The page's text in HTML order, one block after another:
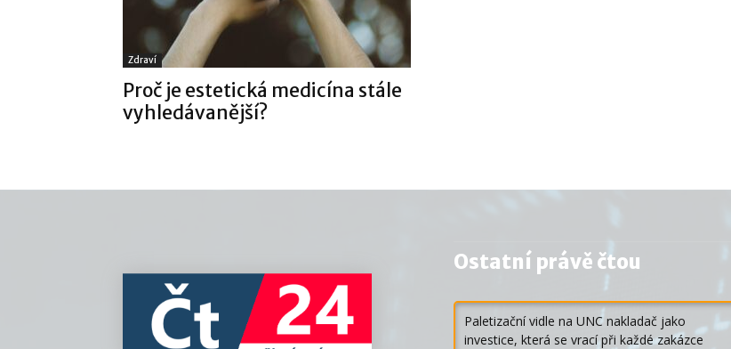
Zdraví
Proč je estetická medicína stále
vyhledávanější?
Ostatní právě čtou
Paletizační vidle na UNC nakladač jako
investice, která se vrací při každé zakázce